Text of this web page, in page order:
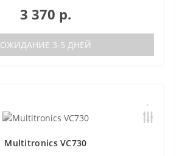
3 370 р.
ОЖИДАНИЕ 3-5 ДНЕЙ
Multitronics VC730